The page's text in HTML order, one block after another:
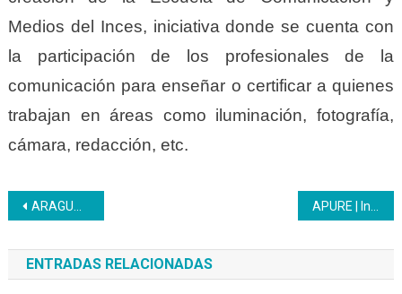
Medios del Inces, iniciativa donde se cuenta con
la participación de los profesionales de la
comunicación para enseñar o certificar a quienes
trabajan en áreas como iluminación, fotografía,
cámara, redacción, etc.
Navegación
de
entradas
ARAGUA | Comprometidos con el desarrollo productivo de la Patria, seguimos la marcha, brindando educación de calidad
ENTRADAS RELACIONADAS